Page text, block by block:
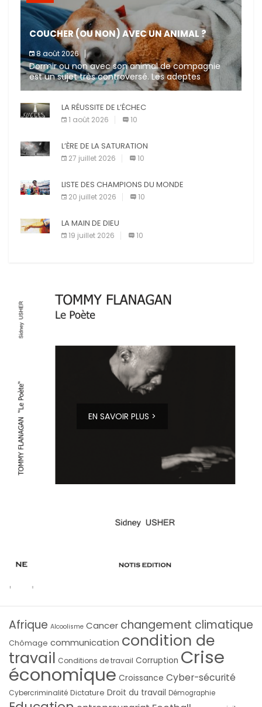
COUCHER (OU NON) AVEC UN ANIMAL ?
8 août 2026
Dormir ou non avec son animal de compagnie
est un sujet très controversé. Les adeptes
affirment que la présence de leur compagnon à
LA RÉUSSITE DE L’ÉCHEC
1 août 2026 10
L’ÈRE DE LA SATURATION
27 juillet 2026 10
LISTE DES CHAMPIONS DU MONDE
20 juillet 2026 10
LA MAIN DE DIEU
19 juillet 2026 10
EN SAVOIR PLUS >
Afrique Alcoolisme Cancer changement climatique
Chômage communication condition de
travail Conditions de travail Corruption Crise
économique Croissance Cyber-sécurité
Cybercriminalité Dictature Droit du travail Démographie